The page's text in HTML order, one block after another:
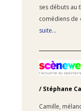
ses débuts au
comédiens de
suite…
/ Stéphane
Camille,